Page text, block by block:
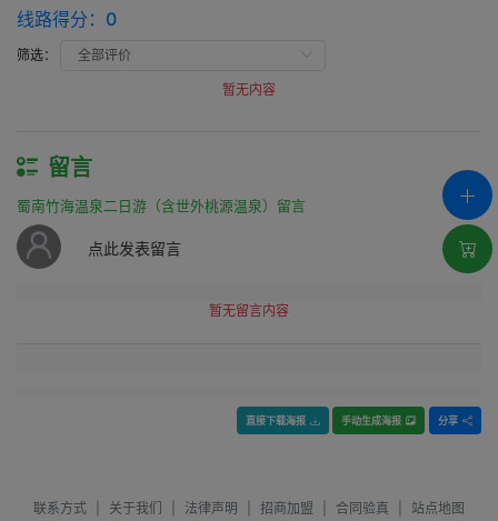
线路得分： 0
筛选：
暂无内容
留言
蜀南竹海温泉二日游（含世外桃源温泉）留言
点此发表留言
暂无留言内容
直接下载海报 手动生成海报 分享
联系方式 关于我们 法律声明 招商加盟 合同验真 站点地图